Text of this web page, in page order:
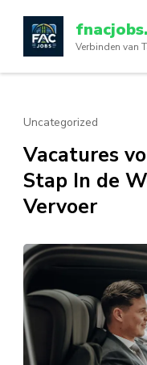
inhoud
(druk
enter)
Verbinden van
Uncategorized
Vacatures
Stap In de
Vervoer